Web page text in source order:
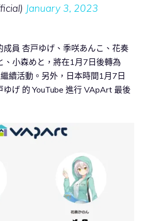
January 3, 2023
成員 杏戸ゆげ、季咲あんこ、花奏
、小森めと，將在1月7日後轉為
續活動。另外，日本時間1月7日
げ 的 YouTube 進行 VApArt 最後